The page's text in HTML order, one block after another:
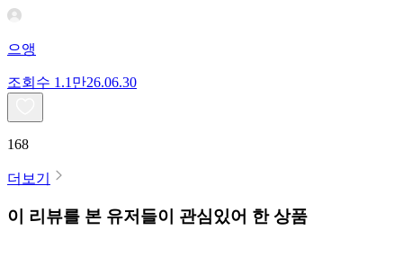
으앵
조회수 1.1만26.06.30
168
더보기
이 리뷰를 본 유저들이 관심있어 한 상품